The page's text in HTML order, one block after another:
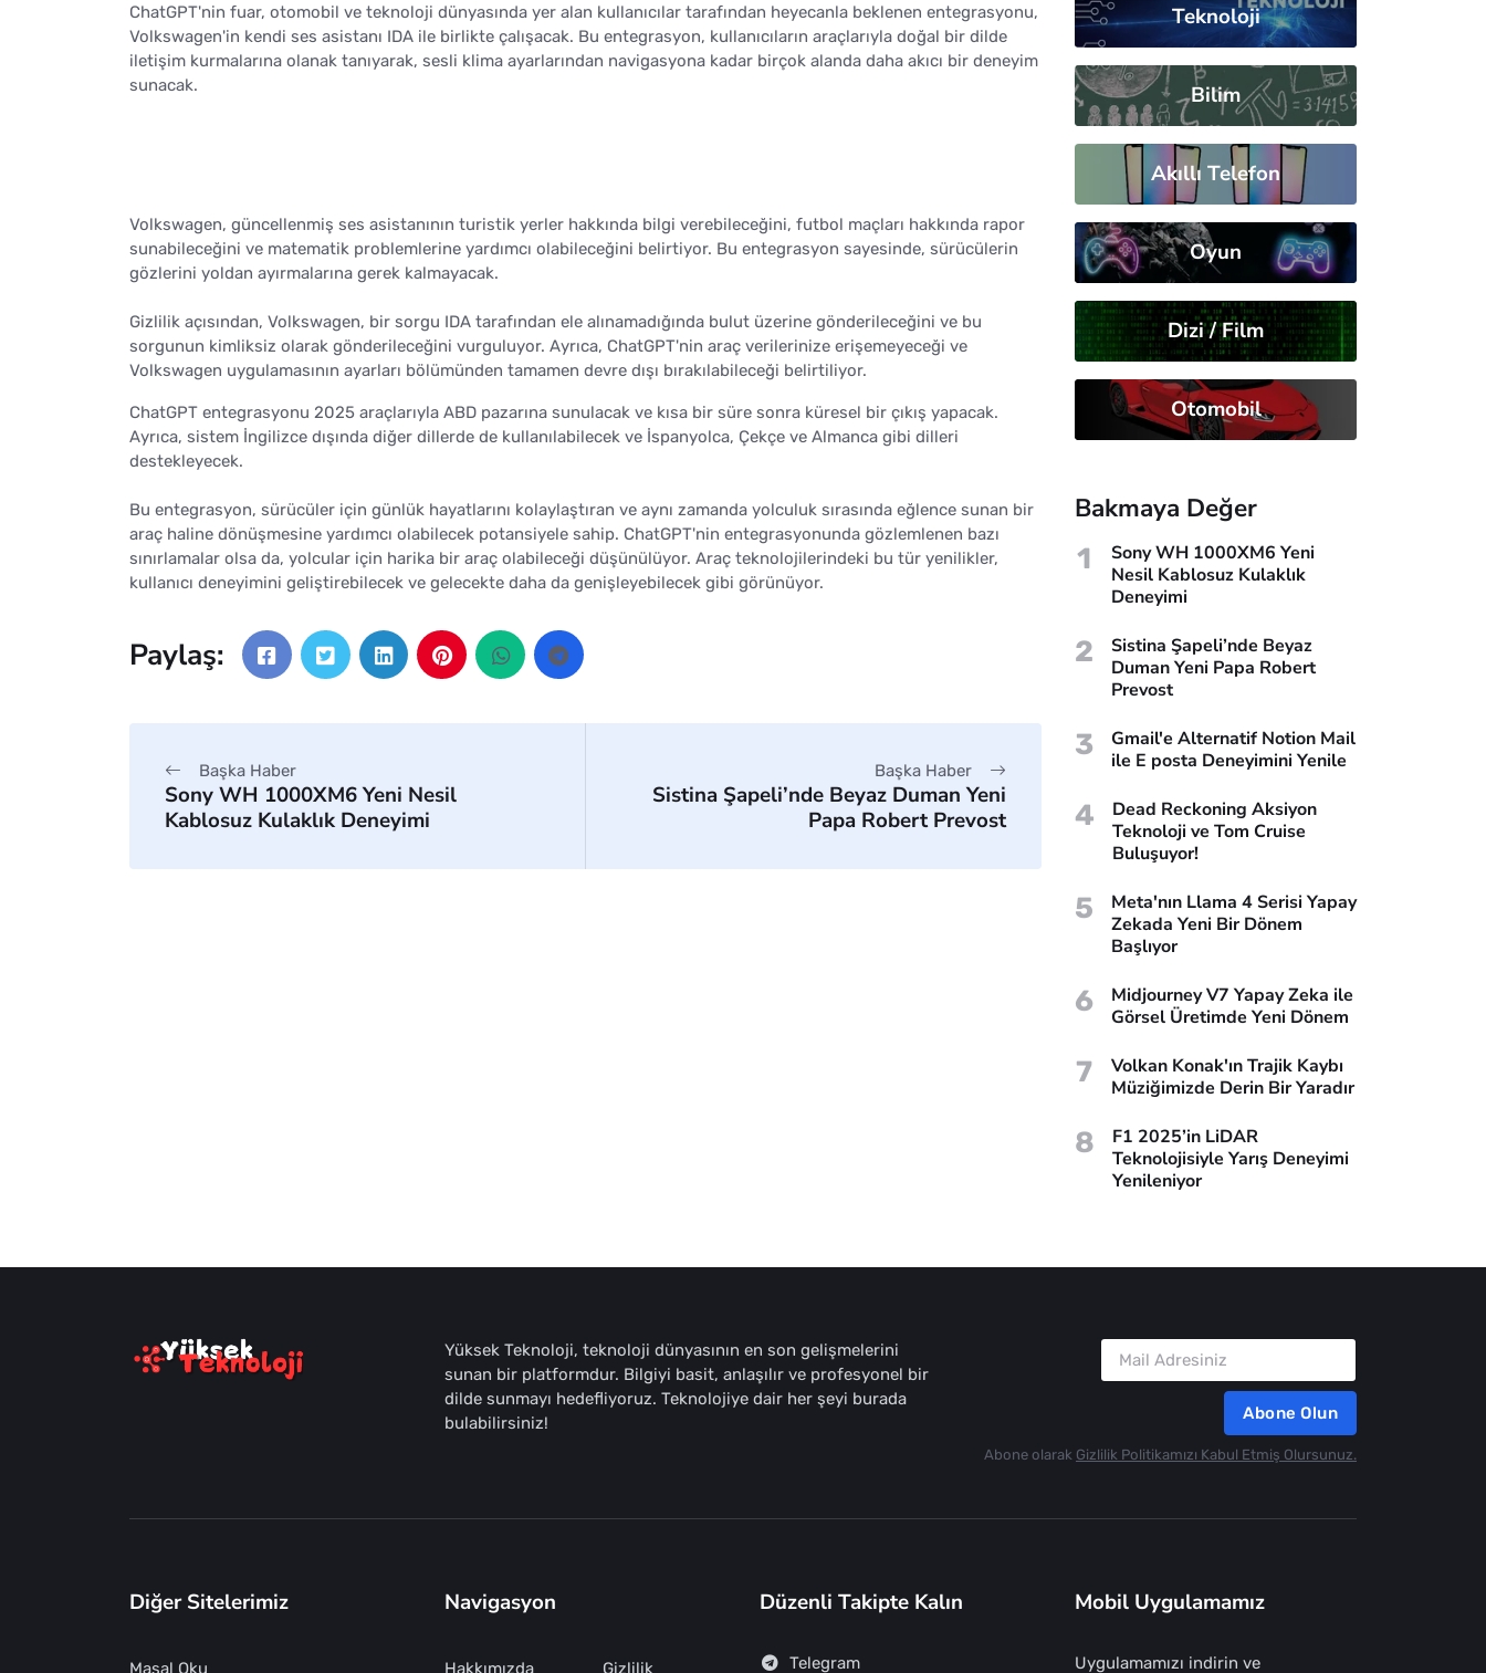
ChatGPT'nin fuar, otomobil ve teknoloji dünyasında yer alan kullanıcılar tarafından heyecanla beklenen entegrasyonu,
Volkswagen'in kendi ses asistanı IDA ile birlikte çalışacak. Bu entegrasyon, kullanıcıların araçlarıyla doğal bir dilde
iletişim kurmalarına olanak tanıyarak, sesli klima ayarlarından navigasyona kadar birçok alanda daha akıcı bir deneyim
sunacak.
Volkswagen, güncellenmiş ses asistanının turistik yerler hakkında bilgi verebileceğini, futbol maçları hakkında rapor
sunabileceğini ve matematik problemlerine yardımcı olabileceğini belirtiyor. Bu entegrasyon sayesinde, sürücülerin
gözlerini yoldan ayırmalarına gerek kalmayacak.
Gizlilik açısından, Volkswagen, bir sorgu IDA tarafından ele alınamadığında bulut üzerine gönderileceğini ve bu
sorgunun kimliksiz olarak gönderileceğini vurguluyor. Ayrıca, ChatGPT'nin araç verilerinize erişemeyeceği ve
Volkswagen uygulamasının ayarları bölümünden tamamen devre dışı bırakılabileceği belirtiliyor.
ChatGPT entegrasyonu 2025 araçlarıyla ABD pazarına sunulacak ve kısa bir süre sonra küresel bir çıkış yapacak.
Ayrıca, sistem İngilizce dışında diğer dillerde de kullanılabilecek ve İspanyolca, Çekçe ve Almanca gibi dilleri
destekleyecek.
Bu entegrasyon, sürücüler için günlük hayatlarını kolaylaştıran ve aynı zamanda yolculuk sırasında eğlence sunan bir
araç haline dönüşmesine yardımcı olabilecek potansiyele sahip. ChatGPT'nin entegrasyonunda gözlemlenen bazı
sınırlamalar olsa da, yolcular için harika bir araç olabileceği düşünülüyor. Araç teknolojilerindeki bu tür yenilikler,
kullanıcı deneyimini geliştirebilecek ve gelecekte daha da genişleyebilecek gibi görünüyor.
Paylaş:
Başka Haber
Sony WH 1000XM6 Yeni Nesil
Kablosuz Kulaklık Deneyimi
Başka Haber
Sistina Şapeli’nde Beyaz Duman Yeni
Papa Robert Prevost
Teknoloji
Bilim
Akıllı Telefon
Oyun
Dizi / Film
Otomobil
Bakmaya Değer
1
Sony WH 1000XM6 Yeni
Nesil Kablosuz Kulaklık
Deneyimi
2
Sistina Şapeli’nde Beyaz
Duman Yeni Papa Robert
Prevost
3
Gmail'e Alternatif Notion Mail
ile E posta Deneyimini Yenile
4
Dead Reckoning Aksiyon
Teknoloji ve Tom Cruise
Buluşuyor!
5
Meta'nın Llama 4 Serisi Yapay
Zekada Yeni Bir Dönem
Başlıyor
6
Midjourney V7 Yapay Zeka ile
Görsel Üretimde Yeni Dönem
7
Volkan Konak'ın Trajik Kaybı
Müziğimizde Derin Bir Yaradır
8
F1 2025’in LiDAR
Teknolojisiyle Yarış Deneyimi
Yenileniyor
Yüksek Teknoloji, teknoloji dünyasının en son gelişmelerini
sunan bir platformdur. Bilgiyi basit, anlaşılır ve profesyonel bir
dilde sunmayı hedefliyoruz. Teknolojiye dair her şeyi burada
bulabilirsiniz!
Abone Olun
Abone olarak Gizlilik Politikamızı Kabul Etmiş Olursunuz.
Diğer Sitelerimiz
Masal Oku
Navigasyon
Hakkımızda Gizlilik
Düzenli Takipte Kalın
Telegram
Mobil Uygulamamız
Uygulamamızı indirin ve